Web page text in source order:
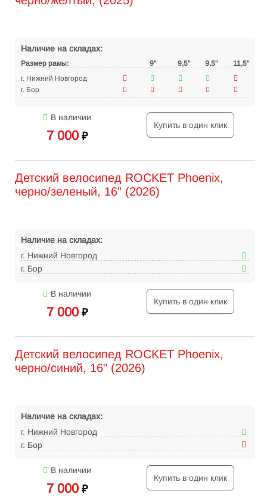
Наличие на складах:
Размер рамы: 9" 9,5" 9,5"
11,5"
г. Нижний Новгород
г. Бор
В наличии
7 000 ₽
Купить в один клик
Детский велосипед ROCKET Phoenix,
черно/зеленый, 16" (2026)
Наличие на складах:
г. Нижний Новгород
г. Бор
В наличии
7 000 ₽
Купить в один клик
Детский велосипед ROCKET Phoenix,
черно/синий, 16" (2026)
Наличие на складах:
г. Нижний Новгород
г. Бор
В наличии
7 000 ₽
Купить в один клик